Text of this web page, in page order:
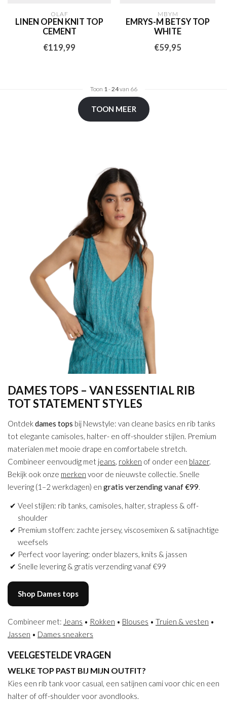
OLAF
LINEN OPEN KNIT TOP
CEMENT
€119,99
MBYM
EMRYS-M BETSY TOP
WHITE
€59,95
Toon 1 -24van 66
TOON MEER
DAMES TOPS – VAN ESSENTIAL RIB
TOT STATEMENT STYLES
Ontdekdames tops bij Newstyle: van cleane basics en rib tanks
tot elegante camisoles, halter- en off-shoulder stijlen. Premium
materialen met mooie drape en comfortabele stretch.
Combineer eenvoudig met jeans rokken of onder een blazer.
Bekijk ook onze merken voor de nieuwste collectie. Snelle
levering (1–2 werkdagen) en gratis verzending vanaf €99
Veel stijlen: rib tanks, camisoles, halter, strapless & off-
shoulder
Premium stoffen: zachte jersey, viscosemixen & satijnachtige
weefsels
Perfect voor layering: onder blazers, knits & jassen
Snelle levering & gratis verzending vanaf €99
Shop Dames tops
Combineer met: Jeans • Rokken • Blouses • Truien & vesten •
Jassen • Dames sneakers
VEELGESTELDE VRAGEN
WELKE TOP PAST BIJ MIJN OUTFIT?
Kies een rib tank voor casual, een satijnen cami voor chic en een
halter of off-shoulder voor avondlooks.